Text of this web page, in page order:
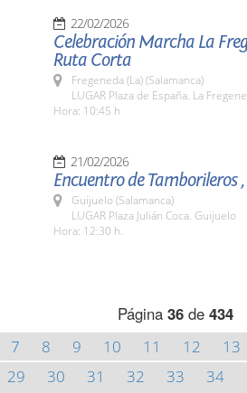
22/02/2026
Celebración Marcha La
Ruta Corta
Fregeneda (La) (Salamanca)
LUGAR Plaza de España. La
Hora: 10:45 h
21/02/2026
Encuentro de Tamborileros
Guijuelo (Salamanca)
LUGAR Plaza Julián Coca. Guijuelo
Hora: 12:30 h.
Página 36 de 434
7 8 9 10 11 12 13
29 30 31 32 33 34